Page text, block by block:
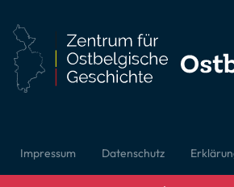
Impressum Datenschutz